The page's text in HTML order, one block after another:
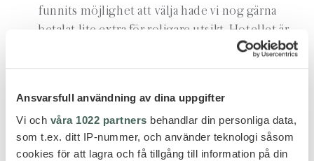
Ansvarsfull användning av dina uppgifter
Vi och våra 1022 partners behandlar din personliga data,
som t.ex. ditt IP-nummer, och använder teknologi såsom
cookies för att lagra och få tillgång till information på din
funnits möjlighet att välja hade vi nog gärna
betalat lite extra för roligare utsikt. Hotellet är
sällskapsutrymmen och en SPA-del som såg
mat, vilket är tur eftersom det inte finns några
alternativ i närområdet.
Flyg: